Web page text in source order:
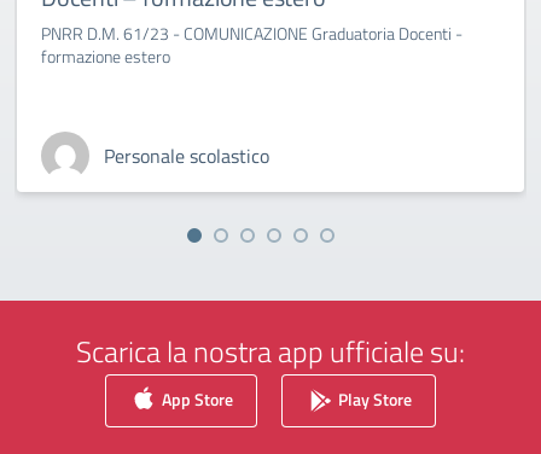
PNRR D.M. 61/23 - COMUNICAZIONE Graduatoria Docenti -
formazione estero
Personale scolastico
Scarica la nostra app ufficiale su:
App Store Play Store